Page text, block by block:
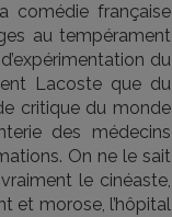
comédie française
au tempérament
du
Lacoste que du
critique du monde
des médecins
On ne le sait
le cinéaste,
et morose, l’hôpital